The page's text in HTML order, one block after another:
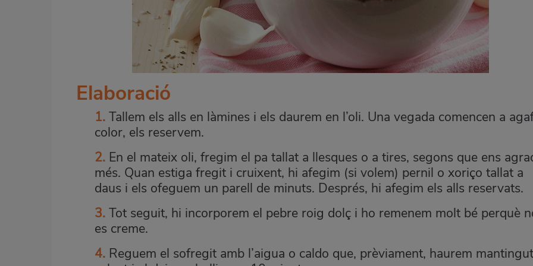
Elaboració
1. Tallem els alls en làmines i els daurem en l’oli. Una vegada comencen a
color, els reservem.
2. En el mateix oli, fregim el pa tallat a llesques o a tires, segons que ens
més. Quan estiga fregit i cruixent, hi afegim (si volem) pernil o xoriço tallat a
daus i els ofeguem un parell de minuts. Després, hi afegim els alls reservats.
3. Tot seguit, hi incorporem el pebre roig dolç i ho remenem molt bé perquè
es creme.
4. Reguem el sofregit amb l’aigua o caldo que, prèviament, haurem mantingut